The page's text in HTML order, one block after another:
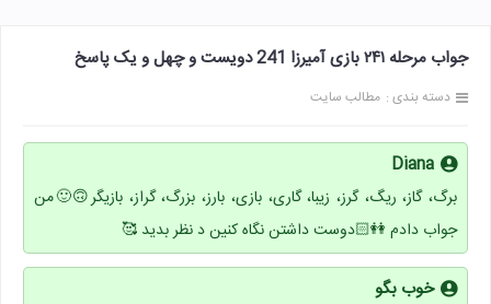
جواب مرحله ۲۴۱ بازی آمیرزا 241 دویست و چهل و یک پاسخ
دسته بندی : مطالب سایت
Diana
برگ، گاز، ریگ، گرز، زیبا، گاری، بازی، بارز، بزرگ، گراز، بازیگر🙃🙂من
جواب دادم 👭🏻دوست داشتن نگاه کنین د نظر بدید 🥰
خوب بگو